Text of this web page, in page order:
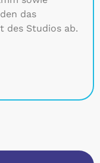
das
des Studios ab.